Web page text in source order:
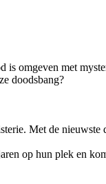
omgeven met
doodsbang?
Met de nieuwste
op hun plek en